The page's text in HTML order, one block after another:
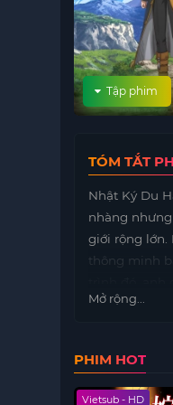
Tập phim
TÓM TẮT
Nhật Ký Du
nhàng
giới rộng lớn.
thông minh
đứng cho
và trải
Mở rộng...
PHIM HOT
Vietsub - HD